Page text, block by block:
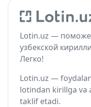
Lotin.uz —
узбекской
Легко!
Lotin.uz —
lotindan kirillga va
taklif etadi.